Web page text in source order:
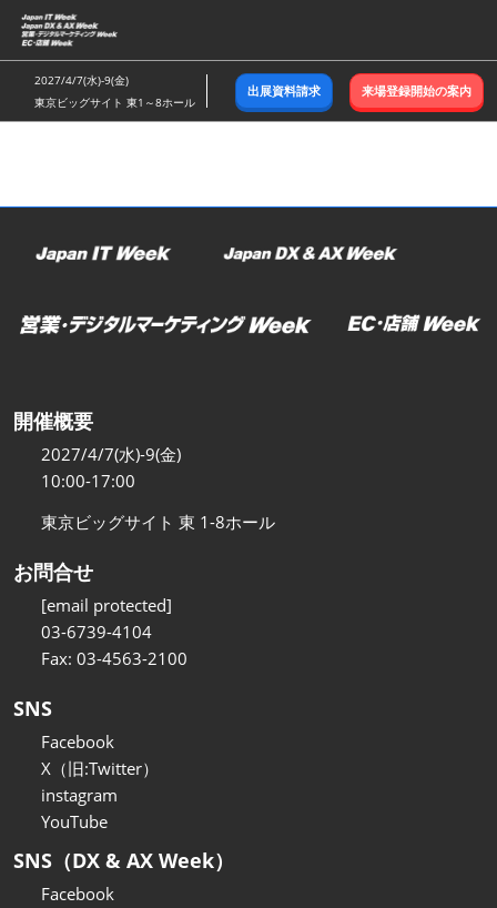
ス
キ
ッ
し
む
2027/4/7(水)-9(金)
東京ビッグサイト 東1～8ホール
出展資料請求 来場登録開始の案内
開催概要
2027/4/7(水)-9(金)
10:00-17:00
東京ビッグサイト 東 1-8ホール
お問合せ
[email protected]
03-6739-4104
Fax: 03-4563-2100
SNS
Facebook
X（旧:Twitter）
instagram
YouTube
SNS（DX & AX Week）
Facebook